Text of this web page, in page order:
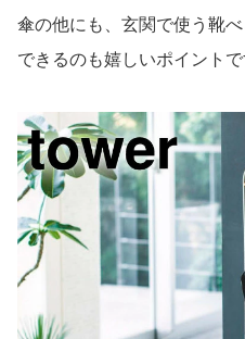
傘の他にも、玄関で使う靴
できるのも嬉しいポイントで